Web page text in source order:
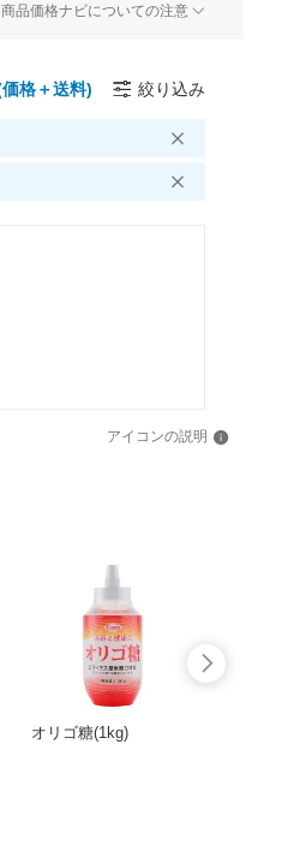
商品価格ナビについての注意
絞り込み
アイコンの説明
オリゴ糖(1kg)